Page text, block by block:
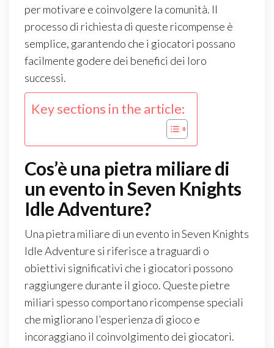
per motivare e coinvolgere la comunità. Il
processo di richiesta di queste ricompense è
semplice, garantendo che i giocatori possano
facilmente godere dei benefici dei loro
successi.
Key sections in the article:
Cos’è una pietra miliare di
un evento in Seven Knights
Idle Adventure?
Una pietra miliare di un evento in Seven Knights
Idle Adventure si riferisce a traguardi o
obiettivi significativi che i giocatori possono
raggiungere durante il gioco. Queste pietre
miliari spesso comportano ricompense speciali
che migliorano l’esperienza di gioco e
incoraggiano il coinvolgimento dei giocatori.